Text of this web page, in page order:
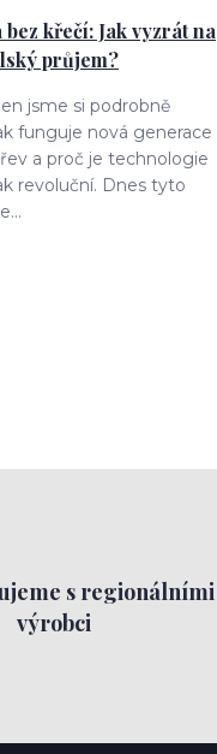
křečí: Jak vyzrát na
průjem?
jsme si podrobně
funguje nová generace
a proč je technologie
revoluční. Dnes tyto
s regionálními
výrobci